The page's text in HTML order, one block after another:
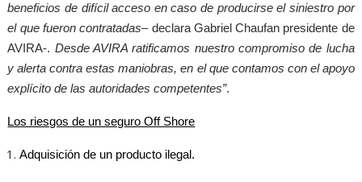
beneficios de difícil acceso en caso de producirse el siniestro por
el que fueron contratadas– declara Gabriel Chaufan presidente de
AVIRA-. Desde AVIRA ratificamos nuestro compromiso de lucha
y alerta contra estas maniobras, en el que contamos con el apoyo
explícito de las autoridades competentes”.
Los riesgos de un seguro Off Shore
Adquisición de un producto ilegal.